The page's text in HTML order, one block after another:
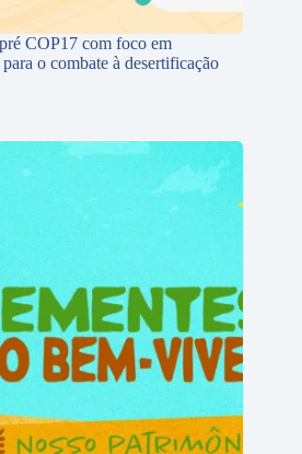
COP17 com foco em
o combate à desertificação